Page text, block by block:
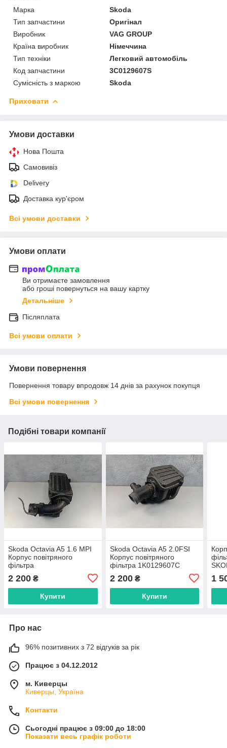
Марка
Skoda
Тип запчастини
Оригінал
Виробник
VAG GROUP
Країна виробник
Німеччина
Тип техніки
Легковий автомобіль
Код запчастини
3C0129607S
Сумісність з маркою
Skoda
Приховати
Умови доставки
Нова Пошта
Самовивіз
Delivery
Доставка кур'єром
Всі умови доставки
Умови оплати
Ви отримаєте замовлення
або гроші повернуться на вашу картку
Детальніше
Післяплата
Всі умови оплати
Умови повернення
Повернення товару впродовж 14 днів за рахунок покупця
Всі умови повернення
Подібні товари компанії
Skoda Octavia A5 1.6 MPI
Корпус повітряного
фільтра
2 200 ₴
Купити
Skoda Octavia A5 2.0FSI
Корпус повітряного
фільтра 1K0129607C
2 200₴
Купити
1
Про нас
96% позитивних з 72 відгуків за рік
Працює з 04.12.2012
м. Киверцы
Киверцы, Україна
Контакти
Сьогодні працює з 09:00 до 18:00
Показати весь графік роботи